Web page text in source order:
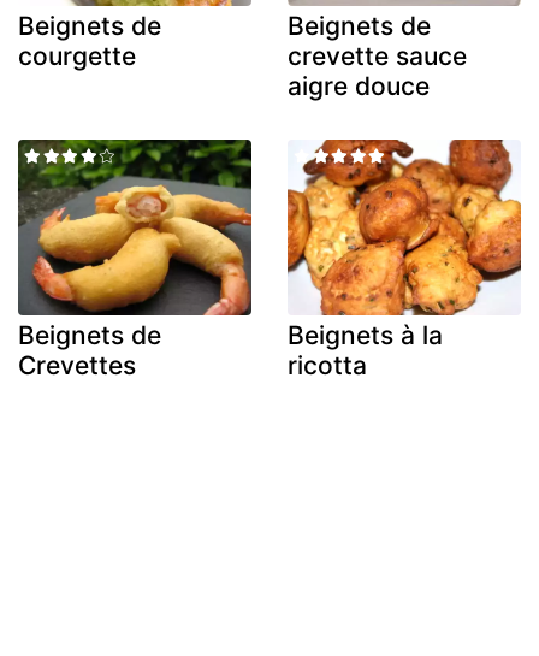
Beignets de
courgette
Beignets de
crevette sauce
aigre douce
Beignets de
Crevettes
Beignets à la
ricotta